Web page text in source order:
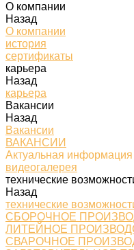
О компании
Назад
О компании
история
сертификаты
карьера
Назад
карьера
Вакансии
Назад
Вакансии
ВАКАНСИИ
Актуальная информация
видеогалерея
технические
Назад
технические
СБОРОЧНОЕ
ЛИТЕЙНОЕ
СВАРОЧНОЕ